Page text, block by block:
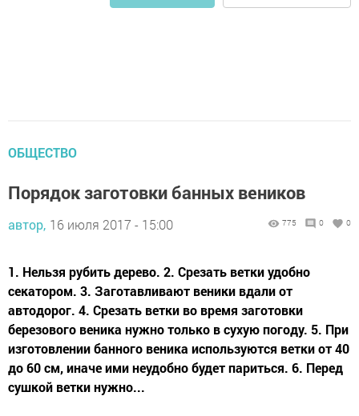
ОБЩЕСТВО
Порядок заготовки банных веников
автор, 16 июля 2017 - 15:00 775 0 0
1. Нельзя рубить дерево. 2. Срезать ветки удобно
секатором. 3. Заготавливают веники вдали от
автодорог. 4. Срезать ветки во время заготовки
березового веника нужно только в сухую погоду. 5. При
изготовлении банного веника используются ветки от 40
до 60 см, иначе ими неудобно будет париться. 6. Перед
сушкой ветки нужно...